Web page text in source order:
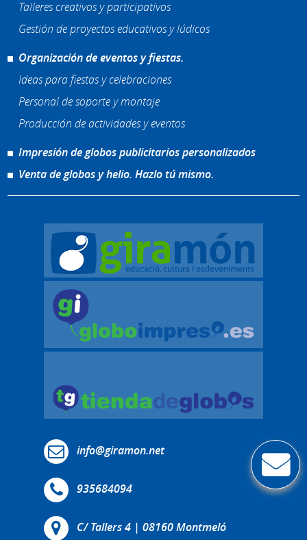
Talleres creativos y participativos
Gestión de proyectos educativos y lúdicos
Organización de eventos y fiestas.
Ideas para fiestas y celebraciones
Personal de soporte y montaje
Producción de actividades y eventos
Impresión de globos publicitarios personalizados
Venta de globos y helio. Hazlo tú mismo.
info@giramon.net
935684094
C/ Tallers 4 | 08160 Montmeló